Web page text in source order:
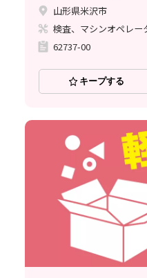
山形県米沢市
検査、マシンオペレー
62737-00
キープする